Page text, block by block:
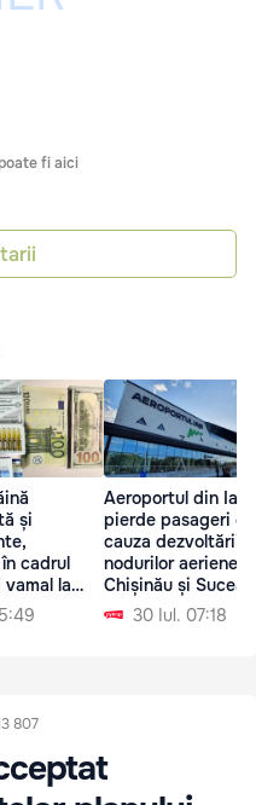
fi aici
și
cadrul
la
Aeroportul din Iași
pierde pasageri
cauza dezvoltării
nodurilor aeriene
Chișinău și
30 Iul. 07:18
807